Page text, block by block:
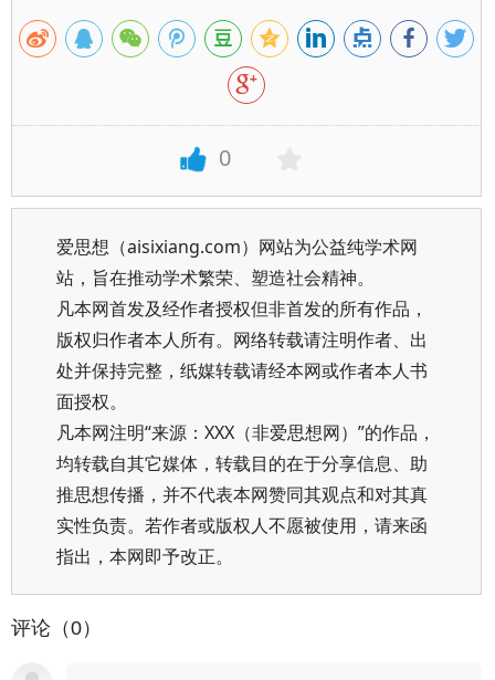
0
爱思想（aisixiang.com）网站为公益纯学术网
站，旨在推动学术繁荣、塑造社会精神。
凡本网首发及经作者授权但非首发的所有作品，
版权归作者本人所有。网络转载请注明作者、出
处并保持完整，纸媒转载请经本网或作者本人书
面授权。
凡本网注明“来源：XXX（非爱思想网）”的作品，
均转载自其它媒体，转载目的在于分享信息、助
推思想传播，并不代表本网赞同其观点和对其真
实性负责。若作者或版权人不愿被使用，请来函
指出，本网即予改正。
评论（0）